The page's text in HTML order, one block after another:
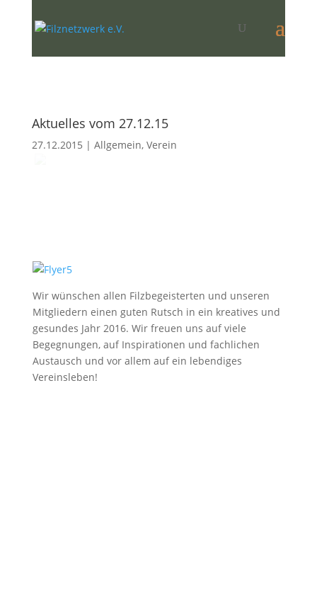
Aktuelles vom 27.12.15
27.12.2015 | Allgemein, Verein
Wir wünschen allen Filzbegeisterten und unseren
Mitgliedern einen guten Rutsch in ein kreatives und
gesundes Jahr 2016. Wir freuen uns auf viele
Begegnungen, auf Inspirationen und fachlichen
Austausch und vor allem auf ein lebendiges
Vereinsleben!